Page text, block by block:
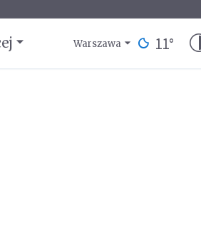
Warszawa 11°